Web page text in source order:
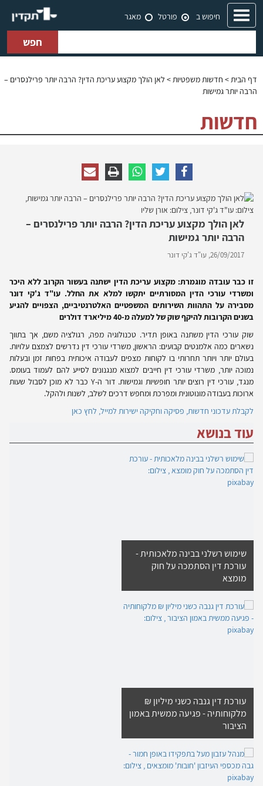
Toggle
navigation
חיפוש ב פורטל מאגר
חפש
דף הבית> חדשות משפטיות> לאן הולך מקצוע עריכת הדין? הרבה יותר פרילנסרים –
הרבה יותר גמישות
חדשות
לאן הולך מקצוע עריכת הדין? הרבה יותר פרילנסרים –
הרבה יותר גמישות
26/09/2017, עו"ד ג'קי דונר
זו כבר עובדה מוגמרת: מקצוע עריכת הדין ישתנה בעשור הקרוב ללא היכר
ומשרדי עורכי הדין המסורתיים יתקשו למלא את החלל. עו"ד ג'קי דונר
מסבירה על התהוות השירותים המשפטיים האלטרנטיביים, הצפויים להגיע
בשנים הקרובות להיקף שוק של למעלה מ-40 מיליארד דולרים
שוק עורכי הדין משתנה באופן תדיר. טכנולוגיה מפה, רגולציה משם, אך בתווך
נשארים כמה אלמנטים קבועים: הראשון, משרדי עורכי דין נדרשים לצמצם עלויות.
בעולם יותר ויותר תחרותי בו לקוחות מצפים לעבודה איכותית בפחות זמן ובעלות
נמוכה יותר, משרדי עורכי דין חייבים למצוא מנגנונים לסייע להם לעמוד בעומס.
מנגד, עורכי דין רוצים יותר חופשיות וגמישות. דור ה-Yכבר לא מוכן לסבול שעות
ארוכות בעבודה מונוטונית ומפרכת ומחפש דרכים לשלב, לשנות ולהקל.
לקבלת עדכוני חדשות, פסיקה וחקיקה ישירות למייל, לחץ כאן
עוד בנושא
שימוש רשלני בבינה מלאכותית -
עורכת דין הסתמכה על חוק
מומצא
עורכת דין גנבה כשני מיליון ₪
מלקוחותיה - פגיעה ממשית באמון
הציבור